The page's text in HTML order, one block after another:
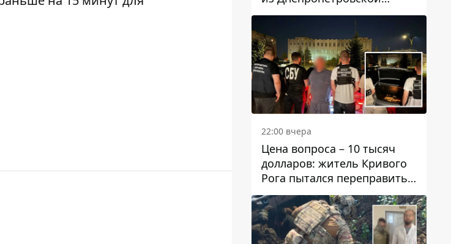
области Юрия Свистуна
22:00 вчера
Цена вопроса – 10 тысяч
долларов: житель Кривого
Рога пытался переправить
мужчину в Словакию